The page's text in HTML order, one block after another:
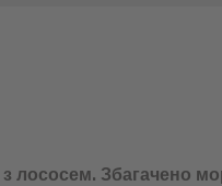
лососем. Збагачено